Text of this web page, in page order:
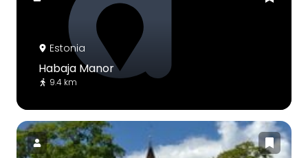
Estonia
Habaja Manor
9.4 km